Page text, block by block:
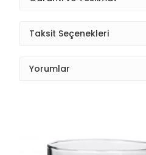
Taksit Seçenekleri
Yorumlar